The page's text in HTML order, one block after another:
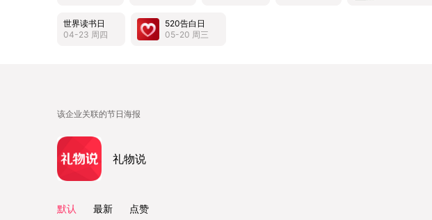
世界读书日
04-23 周四
520告白日
05-20 周三
该企业关联的节日海报
礼物说
默认 最新 点赞